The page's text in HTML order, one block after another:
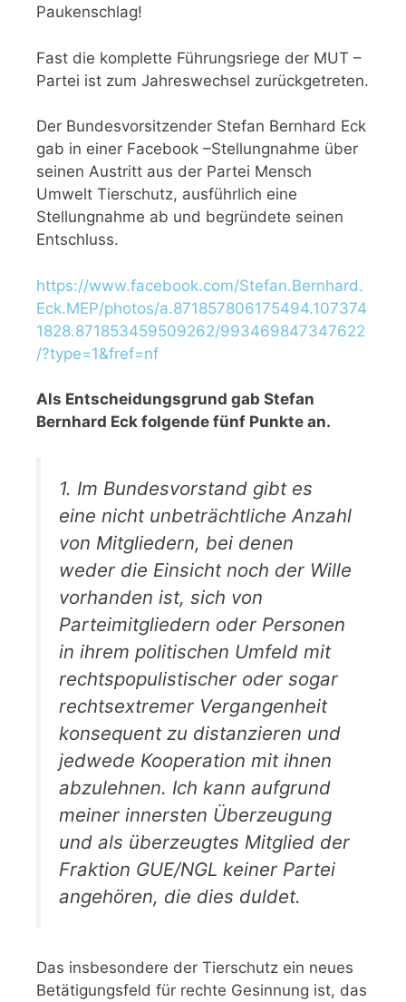
Paukenschlag!
Fast die komplette Führungsriege der MUT –
Partei ist zum Jahreswechsel zurückgetreten.
Der Bundesvorsitzender Stefan Bernhard Eck
gab in einer Facebook –Stellungnahme über
seinen Austritt aus der Partei Mensch
Umwelt Tierschutz, ausführlich eine
Stellungnahme ab und begründete seinen
Entschluss.
https://www.facebook.com/Stefan.Bernhard.
Eck.MEP/photos/a.871857806175494.107374
1828.871853459509262/993469847347622
/?type=1&fref=nf
Als Entscheidungsgrund gab Stefan
Bernhard Eck folgende fünf Punkte an.
1. Im Bundesvorstand gibt es
eine nicht unbeträchtliche Anzahl
von Mitgliedern, bei denen
weder die Einsicht noch der Wille
vorhanden ist, sich von
Parteimitgliedern oder Personen
in ihrem politischen Umfeld mit
rechtspopulistischer oder sogar
rechtsextremer Vergangenheit
konsequent zu distanzieren und
jedwede Kooperation mit ihnen
abzulehnen. Ich kann aufgrund
meiner innersten Überzeugung
und als überzeugtes Mitglied der
Fraktion GUE/NGL keiner Partei
angehören, die dies duldet.
Das insbesondere der Tierschutz ein neues
Betätigungsfeld für rechte Gesinnung ist, das